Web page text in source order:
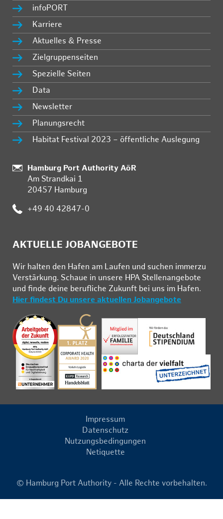
infoPORT
Karriere
Aktuelles & Presse
Zielgruppenseiten
Spezielle Seiten
Data
Newsletter
Planungsrecht
Habitat Festival 2023 – öffentliche Auslegung
:
Hamburg Port Authority AöR
Am Strandkai 1
20457 Hamburg
: +49 40 42847-0
AKTUELLE JOBANGEBOTE
Wir hal­ten den Ha­fen am Lau­fen und su­chen im­mer­zu
Ver­stär­kung. Schau­e in un­se­re HPA Stel­len­an­ge­bo­te
und fin­de deine be­ruf­li­che Zu­kunft bei uns im Ha­fen.
Hier findest Du unsere aktuellen Jobangebote
Impressum
Datenschutz
Nutzungsbedingungen
Netiquette
© Hamburg Port Authority - Alle Rechte vorbehalten.